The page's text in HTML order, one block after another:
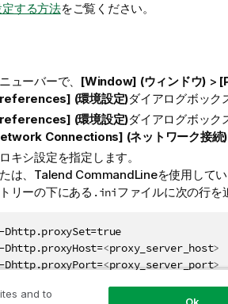
する方法をご覧ください。
ューバーで、 [Window] (ウィンドウ) >
(環境設定)ダイアログボック
(環境設定)ダイアログボック
Connections] (ネットワーク接続)
キシ設定を指定します。
は、 Talend CommandLineを使用してい
リーの下にある .iniファイルに次の行を
-Dhttp.proxySet=true
-Dhttp.proxyHost=<proxy_server_host>
Dhttp.proxyPort=<proxy_server_port>
Dhttp.proxyUser=
proxy_server_user
and to